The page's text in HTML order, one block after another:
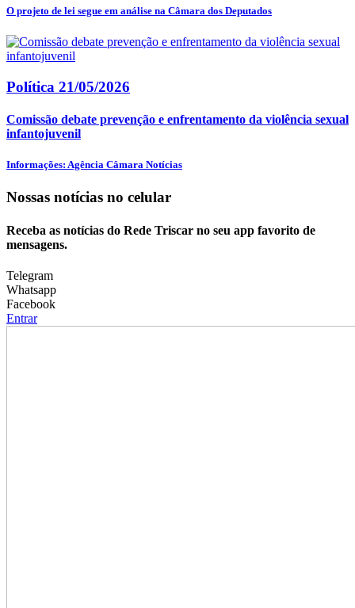
O projeto de lei segue em análise na Câmara dos Deputados
Política 21/05/2026
Comissão debate prevenção e enfrentamento da violência sexual
infantojuvenil
Informações: Agência Câmara Notícias
Nossas notícias no celular
Receba as notícias do Rede Triscar no seu app favorito de
mensagens.
Telegram
Whatsapp
Facebook
Entrar